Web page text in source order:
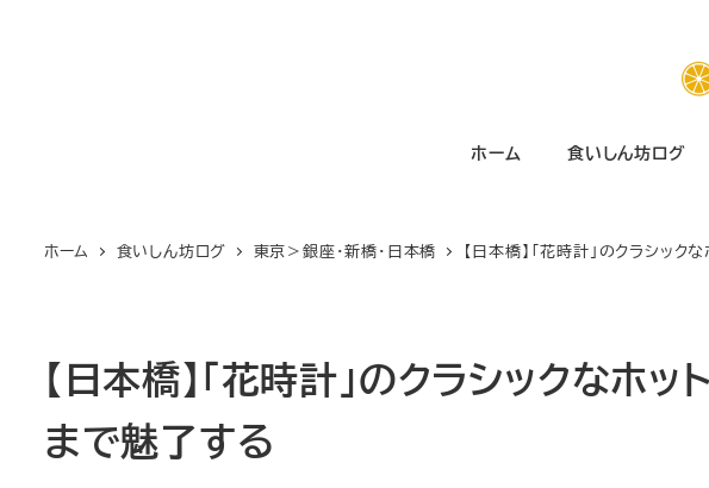
ホーム 食いしん坊ログ
ホーム 食いしん坊ログ 東京＞銀座・新橋・日本橋 【日本橋】「花時計」のクラシッ
【日本橋】「花時計」のクラシックなホ
まで魅了する